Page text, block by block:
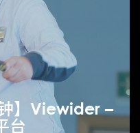
】Viewider –
台